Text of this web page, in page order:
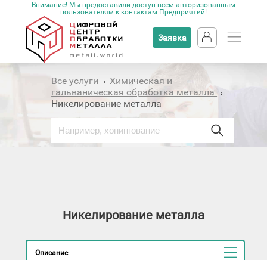
Внимание! Мы предоставили доступ всем авторизованным
пользователям к контактам Предприятий!
Заявка
Все услуги ›Химическая и
гальваническая обработка металла ›
Никелирование металла
Никелирование металла
Описание